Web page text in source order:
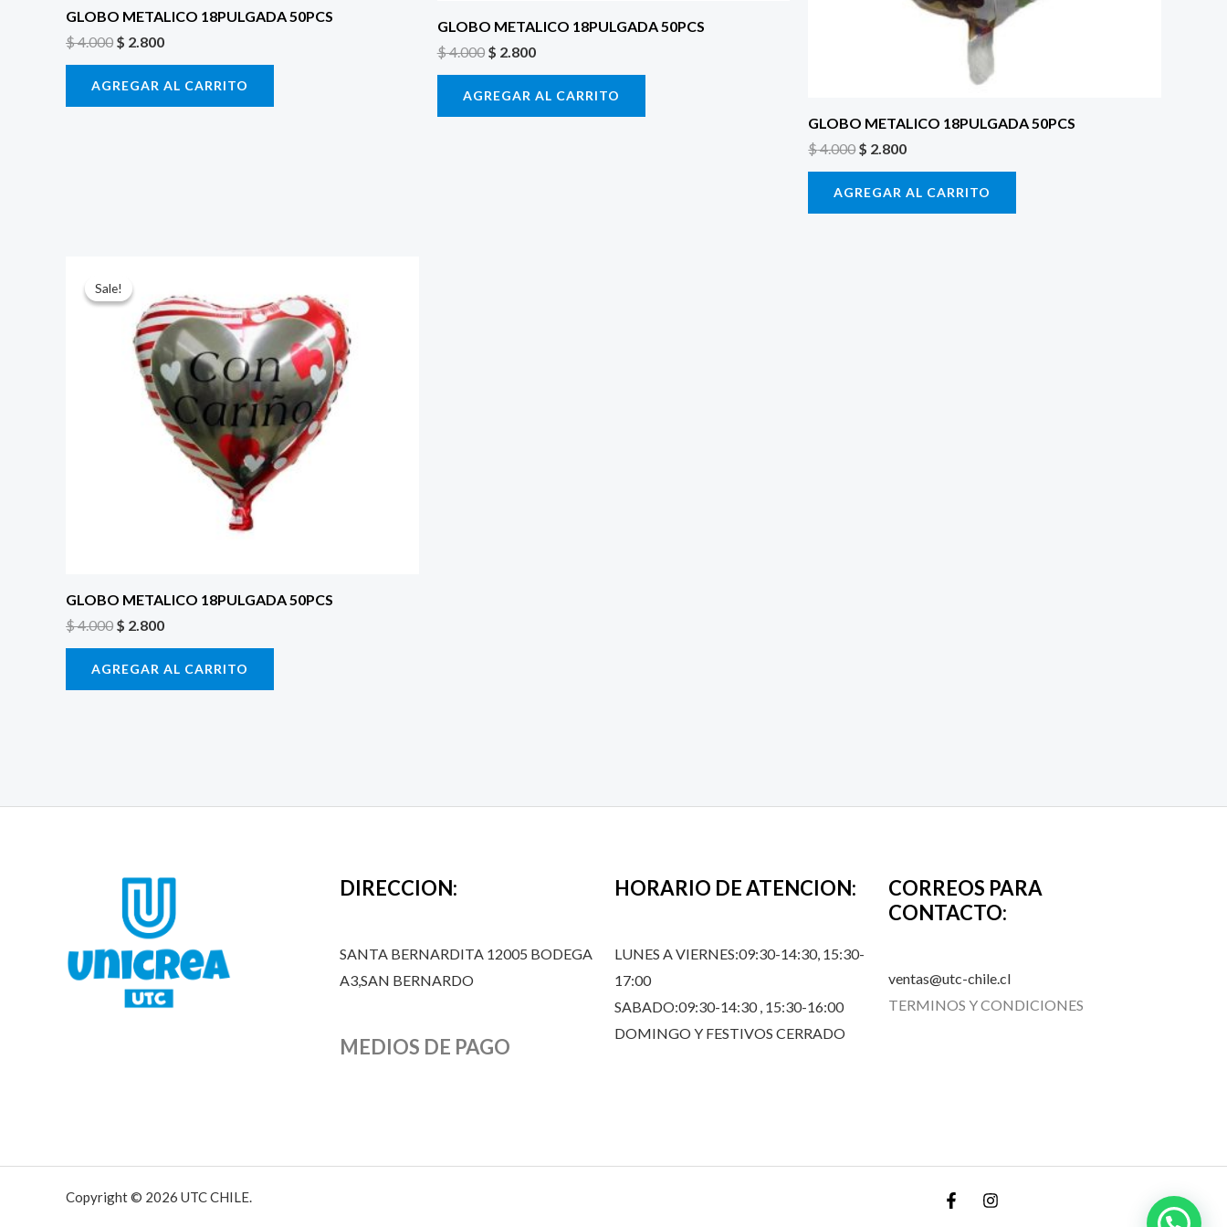
GLOBO METALICO 18PULGADA 50PCS
$4.000 $ 2.800
AGREGAR AL CARRITO
GLOBO METALICO 18PULGADA 50PCS
$4.000 $ 2.800
AGREGAR AL CARRITO
GLOBO METALICO 18PULGADA 50PCS
$4.000$ 2.800
AGREGAR AL CARRITO
Sale!
Sale!
GLOBO METALICO 18PULGADA 50PCS
$4.000
precio
original
era:
$ 4.000.
$ 2.800
actual
es:
$ 2.800.
AGREGAR AL CARRITO
DIRECCION:
SANTA BERNARDITA 12005 BODEGA
A3,SAN BERNARDO
MEDIOS DE PAGO
HORARIO DE ATENCION:
LUNES A VIERNES:09:30-14:30, 15:30-
17:00
SABADO:09:30-14:30 , 15:30-16:00
DOMINGO Y FESTIVOS CERRADO
CORREOS PARA
CONTACTO:
ventas@utc-chile.cl
TERMINOS Y CONDICIONES
Copyright © 2026 UTC CHILE.